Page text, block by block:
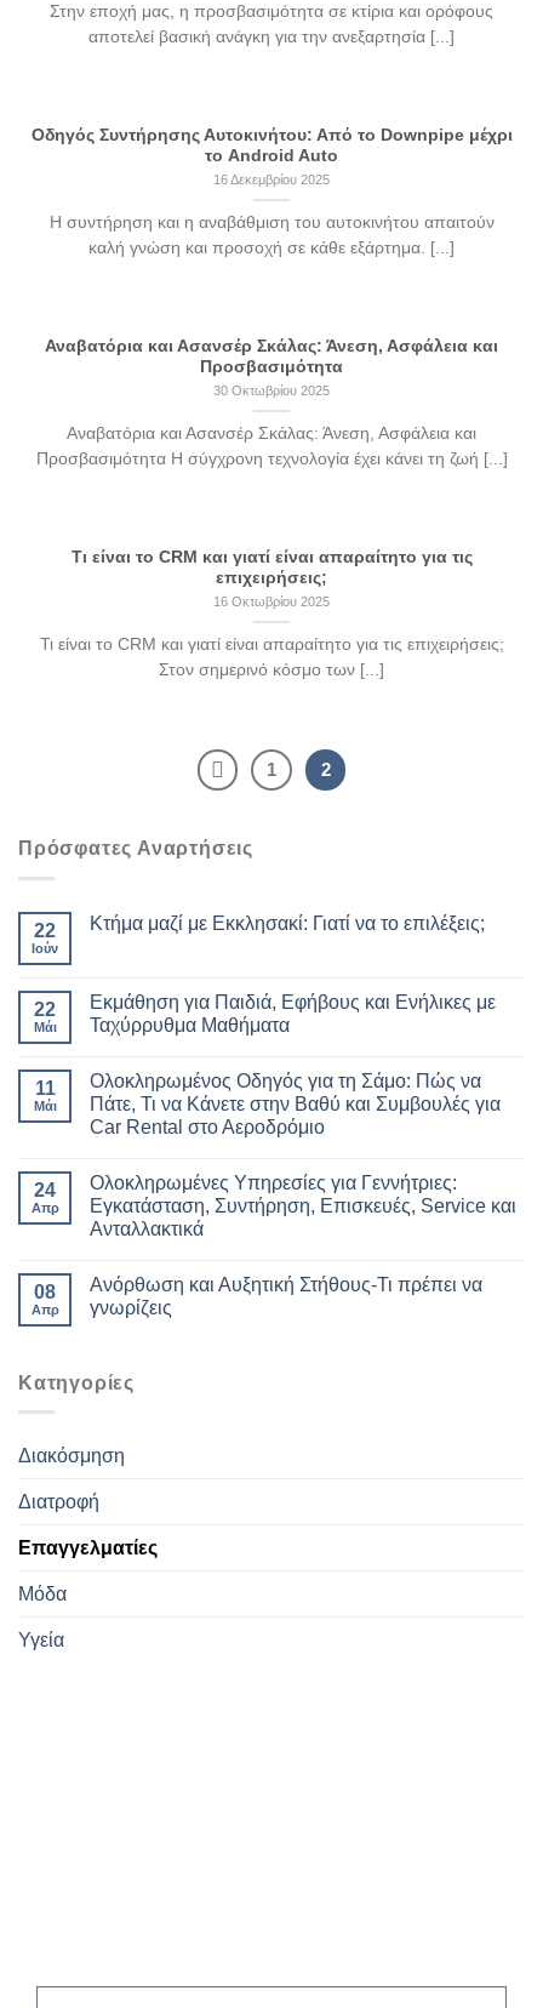
Στην εποχή μας, η προσβασιμότητα σε κτίρια και ορόφους
αποτελεί βασική ανάγκη για την ανεξαρτησία [...]
Οδηγός Συντήρησης Αυτοκινήτου: Από το Downpipe μέχρι
το Android Auto
16 Δεκεμβρίου 2025
Η συντήρηση και η αναβάθμιση του αυτοκινήτου απαιτούν
καλή γνώση και προσοχή σε κάθε εξάρτημα. [...]
Αναβατόρια και Ασανσέρ Σκάλας: Άνεση, Ασφάλεια και
Προσβασιμότητα
30 Οκτωβρίου 2025
Αναβατόρια και Ασανσέρ Σκάλας: Άνεση, Ασφάλεια και
Προσβασιμότητα Η σύγχρονη τεχνολογία έχει κάνει τη ζωή [...]
Τι είναι το CRM και γιατί είναι απαραίτητο για τις
επιχειρήσεις;
16 Οκτωβρίου 2025
Τι είναι το CRM και γιατί είναι απαραίτητο για τις επιχειρήσεις;
Στον σημερινό κόσμο των [...]
1 2
Πρόσφατες Αναρτήσεις
22
Ιούν
Κτήμα μαζί με Εκκλησακί: Γιατί να το επιλέξεις;
22
Μάι
Εκμάθηση για Παιδιά, Εφήβους και Ενήλικες με
Ταχύρρυθμα Μαθήματα
11
Μάι
Ολοκληρωμένος Οδηγός για τη Σάμο: Πώς να
Πάτε, Τι να Κάνετε στην Βαθύ και Συμβουλές για
Car Rental στο Αεροδρόμιο
24
Απρ
Ολοκληρωμένες Υπηρεσίες για Γεννήτριες:
Εγκατάσταση, Συντήρηση, Επισκευές, Service και
Ανταλλακτικά
08
Απρ
Ανόρθωση και Αυξητική Στήθους-Τι πρέπει να
γνωρίζεις
Kατηγορίες
Διακόσμηση
Διατροφή
Επαγγελματίες
Μόδα
Υγεία